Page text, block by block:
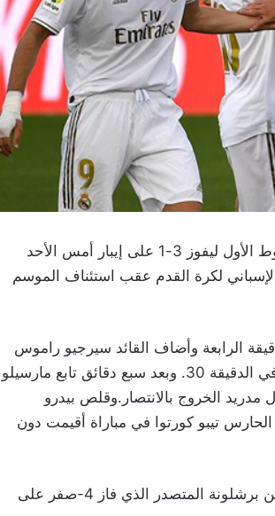
سجل ريال مدريد ثلاثة أهداف في الشوط الأول ليفوز 3-1 على إيبار أمس الأحد
لكرة القدم عقب استئناف الموسم
الرابعة وأضاف القائد سيرجيو راموس
الهدف الثاني بعد تمريرة من العائد من الإصابة إيدن هازارد في الدقيقة 30. وبعد سبع دقائق تابع مارسيلو
الخروج بالانتصار.وقلص بيدرو
تيبو كورتوا في مباراة أقيمت دون
وأصبح رصيد ريال 59 نقطة من 28 مباراة وبفارق نقطتين عن برشلونة المتصدر الذي فاز 4-صفر على